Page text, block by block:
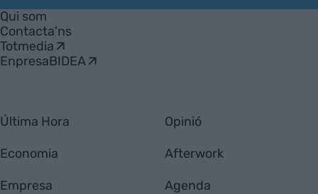
Empresa
Qui som
Contacta'ns
Totmedia
EnpresaBIDEA
Última Hora
Economia
Empresa
Opinió
Afterwork
Agenda